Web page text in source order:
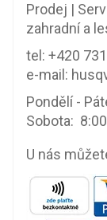
Prodej |
zahradní a
tel: +420
e-mail:
Pondělí -
Sobota:
U nás